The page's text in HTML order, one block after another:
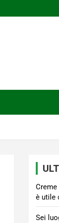
è utile
Sei